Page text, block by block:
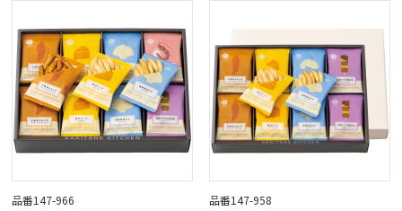
品番147-966
品番147-958